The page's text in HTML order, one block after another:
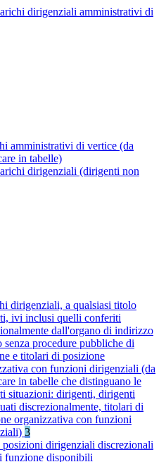
dirigenziali amministrativi di
amministrativi di vertice (da
in tabelle)
dirigenziali (dirigenti non
dirigenziali, a qualsiasi titolo
ivi inclusi quelli conferiti
dall'organo di indirizzo
senza procedure pubbliche di
e titolari di posizione
con funzioni dirigenziali (da
in tabelle che distinguano le
situazioni: dirigenti, dirigenti
discrezionalmente, titolari di
organizzativa con funzioni
3
posizioni dirigenziali discrezionali
funzione disponibili